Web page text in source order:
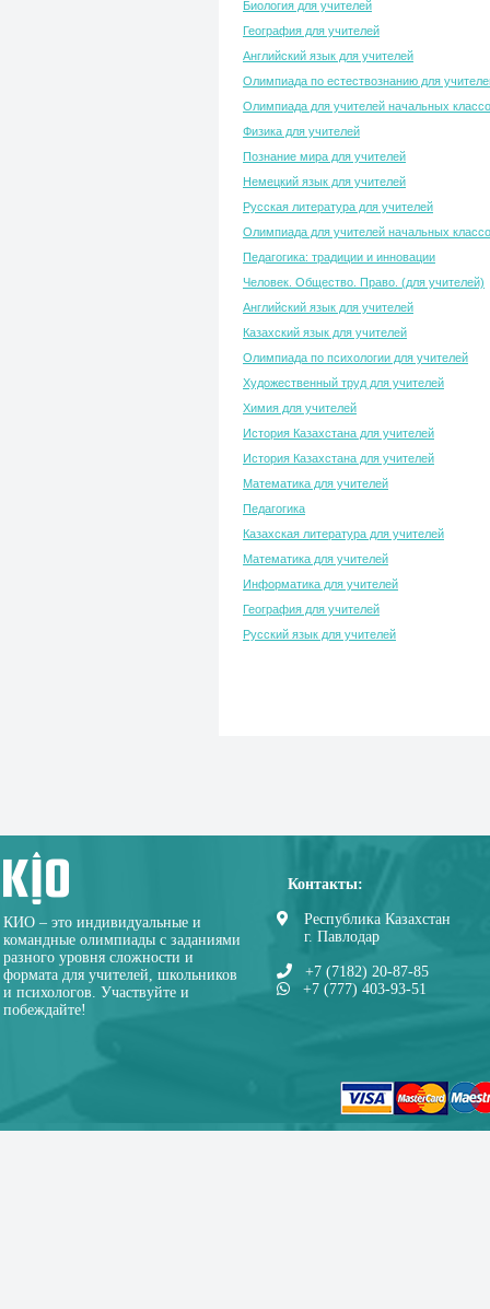
Биология для учителей
География для учителей
Английский язык для учителей
Олимпиада по естествознанию для
Олимпиада для учителей начальных
Физика для учителей
Познание мира для учителей
Немецкий язык для учителей
Русская литература для учителей
Олимпиада для учителей начальных
Педагогика: традиции и инновации
Человек. Общество. Право. (для учителей)
Английский язык для учителей
Казахский язык для учителей
Олимпиада по психологии для учителей
Художественный труд для учителей
Химия для учителей
История Казахстана для учителей
История Казахстана для учителей
Математика для учителей
Педагогика
Казахская литература для учителей
Математика для учителей
Информатика для учителей
География для учителей
Русский язык для учителей
КИО – это индивидуальные и
командные олимпиады с заданиями
разного уровня сложности и
формата для учителей, школьников
и психологов. Участвуйте и
побеждайте!
Контакты:
Республика Казахстан
г. Павлодар
+7 (7182) 20-87-85
+7 (777) 403-93-51